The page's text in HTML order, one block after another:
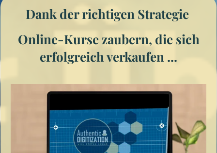
Dank der richtigen Strategie
Online-Kurse zaubern, die sich
erfolgreich verkaufen ...